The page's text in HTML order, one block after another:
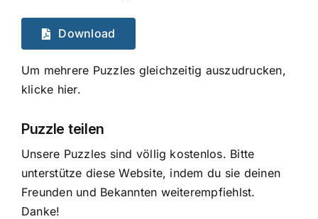
Download
Um mehrere Puzzles gleichzeitig auszudrucken,
klicke hier.
Puzzle teilen
Unsere Puzzles sind völlig kostenlos. Bitte
unterstütze diese Website, indem du sie deinen
Freunden und Bekannten weiterempfiehlst.
Danke!